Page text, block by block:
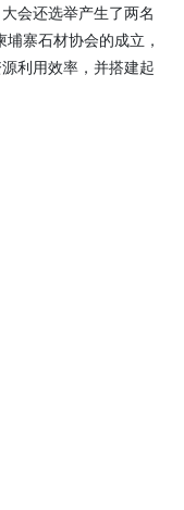
会还选举产生了两名
寨石材协会的成立，
利用效率，并搭建起